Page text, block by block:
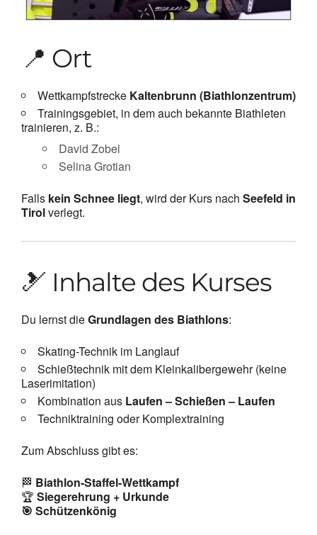
📍 Ort
Wettkampfstrecke Kaltenbrunn (Biathlonzentrum)
Trainingsgebiet, in dem auch bekannte Biathleten
trainieren, z. B.:
David Zobel
Selina Grotian
Falls kein Schnee liegt, wird der Kurs nach Seefeld in
Tirolverlegt.
🎿 Inhalte des Kurses
Du lernst dieGrundlagen des Biathlons:
Skating-Technik im Langlauf
Schießtechnik mit dem Kleinkalibergewehr (keine
Laserimitation)
Kombination aus Laufen – Schießen – Laufen
Techniktraining oder Komplextraining
Zum Abschluss gibt es:
🏁 Biathlon-Staffel-Wettkampf
🏆 Siegerehrung + Urkunde
🎯 Schützenkönig